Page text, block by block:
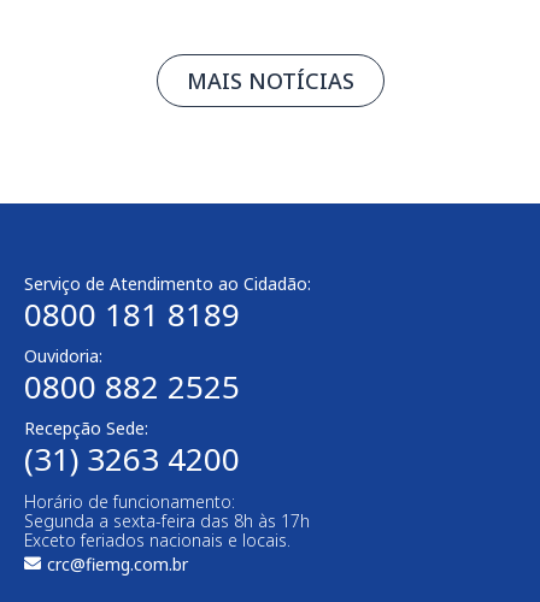
MAIS NOTÍCIAS
Serviço de Atendimento ao Cidadão:
0800 181 8189
Ouvidoria:
0800 882 2525
Recepção Sede:
(31) 3263 4200
Horário de funcionamento:
Segunda a sexta-feira das 8h às 17h
Exceto feriados nacionais e locais.
crc@fiemg.com.br